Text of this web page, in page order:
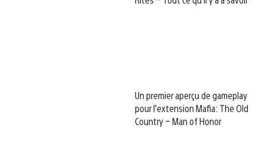
Un premier aperçu de gameplay
pour l’extension Mafia: The Old
Country – Man of Honor